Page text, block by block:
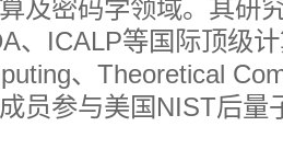
及密码学领域。其研
、 ICALP等国际顶级
、 Theoretical
员参与美国NIST后量